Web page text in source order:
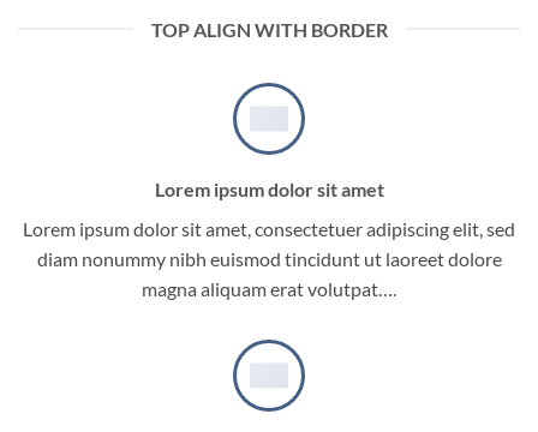
TOP ALIGN WITH BORDER
Lorem ipsum dolor sit amet
Lorem ipsum dolor sit amet, consectetuer adipiscing elit, sed
diam nonummy nibh euismod tincidunt ut laoreet dolore
magna aliquam erat volutpat….